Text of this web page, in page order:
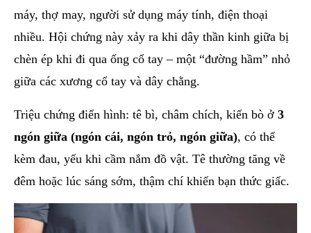
máy, thợ may, người sử dụng máy tính, điện thoại
nhiều. Hội chứng này xảy ra khi dây thần kinh giữa bị
chèn ép khi đi qua ống cổ tay – một “đường hầm” nhỏ
giữa các xương cổ tay và dây chằng.
Triệu chứng điển hình: tê bì, châm chích, kiến bò ở 3
ngón giữa (ngón cái, ngón trỏ, ngón giữa), có thể
kèm đau, yếu khi cầm nắm đồ vật. Tê thường tăng về
đêm hoặc lúc sáng sớm, thậm chí khiến bạn thức giấc.